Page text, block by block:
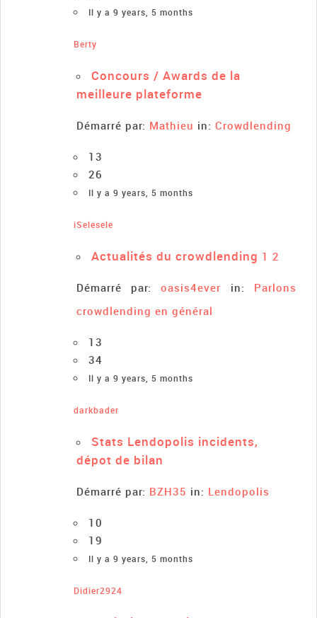
Il y a 9 years, 5 months
Berty
Concours / Awards de la
meilleure plateforme
Démarré par: Mathieu in: Crowdlending
13
26
Il y a 9 years, 5 months
iSelesele
Actualités du crowdlending 1 2
Démarré par:oasis4ever in: Parlons
crowdlending en général
13
34
Il y a 9 years, 5 months
darkbader
Stats Lendopolis incidents,
dépot de bilan
Démarré par: BZH35 in: Lendopolis
10
19
Il y a 9 years, 5 months
Didier2924